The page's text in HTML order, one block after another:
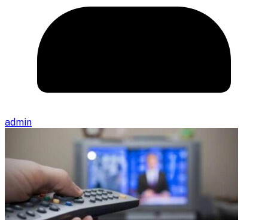
admin